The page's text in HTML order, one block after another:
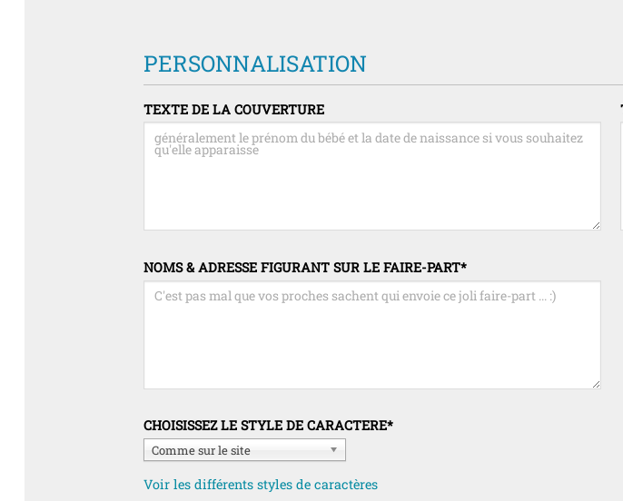
PERSONNALISATION
TEXTE DE LA COUVERTURE
NOMS & ADRESSE FIGURANT SUR LE FAIRE-PART*
CHOISISSEZ LE STYLE DE CARACTERE*
Comme sur le site
Voir les différents styles de caractères